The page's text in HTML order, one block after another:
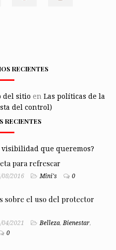
RECIENTES
del sitio en Las políticas de la
del control)
RECIENTES
que queremos?
para refrescar
08/2016 Mini's 0
sobre el uso del protector
04/2021 Belleza,Bienestar,
0